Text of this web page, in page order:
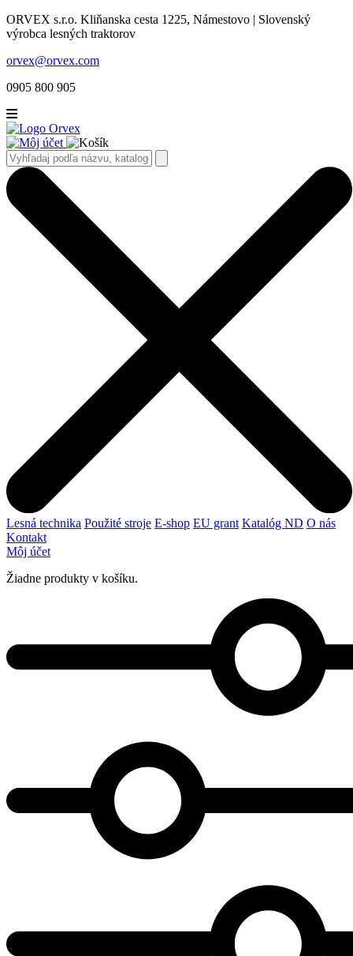
ORVEX s.r.o. Kliňanska cesta 1225, Námestovo | Slovenský
výrobca lesných traktorov
orvex@orvex.com
0905 800 905
Lesná technika Použité stroje E-shop EU grant Katalóg ND O nás
Kontakt
Môj účet
Žiadne produkty v košíku.